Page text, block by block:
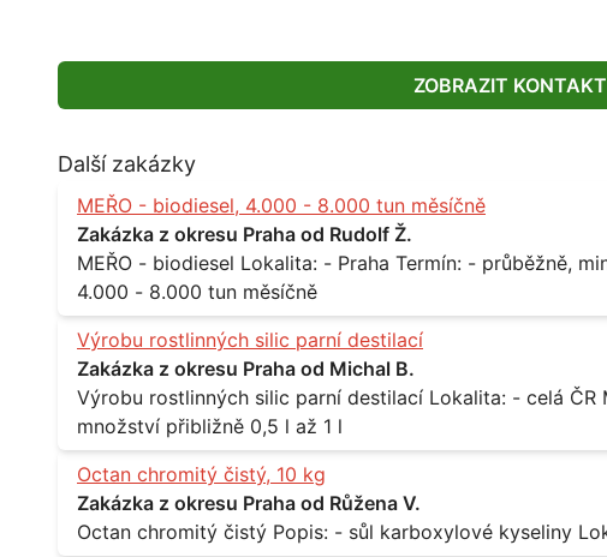
ZOBRAZIT KONTAKT
Další zakázky
MEŘO - biodiesel, 4.000 - 8.000 tun měsíčně
Zakázka z okresu Praha od Rudolf Ž.
MEŘO - biodiesel Lokalita: - Praha Termín: - průběžně, minimálně roční kontrakt Množství: -
4.000 - 8.000 tun měsíčně
Výrobu rostlinných silic parní destilací
Zakázka z okresu Praha od Michal B.
Výrobu rostlinných silic parní destilací Lokalita: - celá ČR Množství: - pravidelné odběry v
množství přibližně 0,5 l až 1 l
Octan chromitý čistý, 10 kg
Zakázka z okresu Praha od Růžena V.